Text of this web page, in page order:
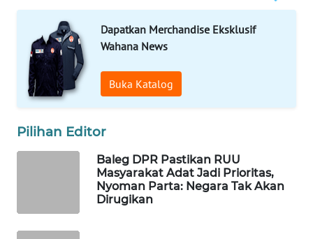
Dapatkan Merchandise Eksklusif
Wahana News
Buka Katalog
Pilihan Editor
Baleg DPR Pastikan RUU
Masyarakat Adat Jadi Prioritas,
Nyoman Parta: Negara Tak Akan
Dirugikan
LAPAK
WAHANA
Wahana
Network
KONSUMEN
WALINKI